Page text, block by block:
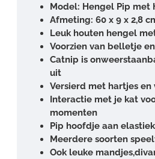
Model: Hengel Pip met
Afmeting: 60 x 9 x 2,8
Leuk houten hengel
Voorzien van belletje
Catnip is
uit
Versierd met hartjes en
Interactie met je kat
momenten
Pip hoofdje aan
Meerdere soorten
Ook leuke